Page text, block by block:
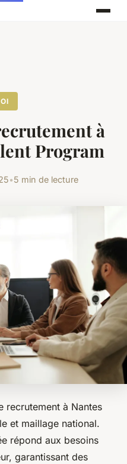
à
Program
•5 min de lecture
recrutement à Nantes
et maillage national.
répond aux besoins
garantissant des